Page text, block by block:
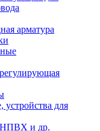
арматура
устройства для
и др.